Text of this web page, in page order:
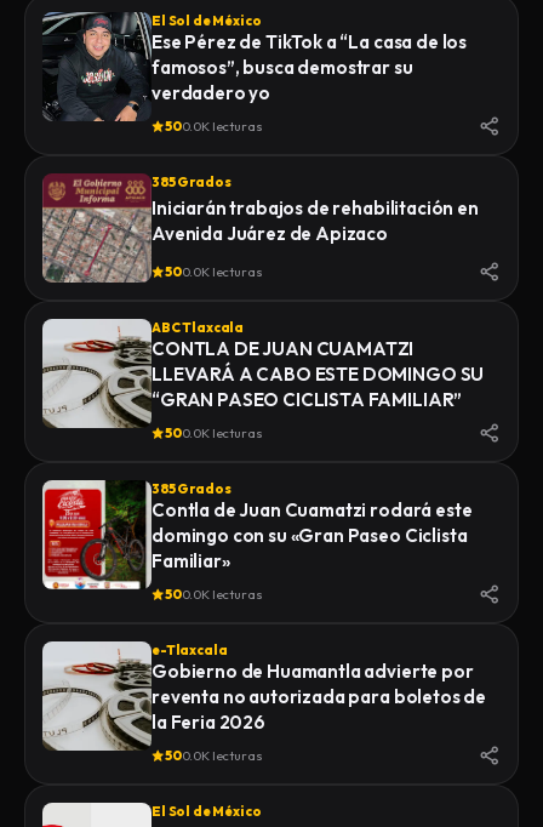
El Sol de México
Ese Pérez de TikTok a “La casa de los
famosos”, busca demostrar su
verdadero yo
500.0K lecturas
385 Grados
Iniciarán trabajos de rehabilitación en
Avenida Juárez de Apizaco
500.0K lecturas
ABC Tlaxcala
CONTLA DE JUAN CUAMATZI
LLEVARÁ A CABO ESTE DOMINGO SU
“GRAN PASEO CICLISTA FAMILIAR”
500.0K lecturas
385 Grados
Contla de Juan Cuamatzi rodará este
domingo con su «Gran Paseo Ciclista
Familiar»
500.0K lecturas
e-Tlaxcala
Gobierno de Huamantla advierte por
reventa no autorizada para boletos de
la Feria 2026
500.0K lecturas
El Sol de México